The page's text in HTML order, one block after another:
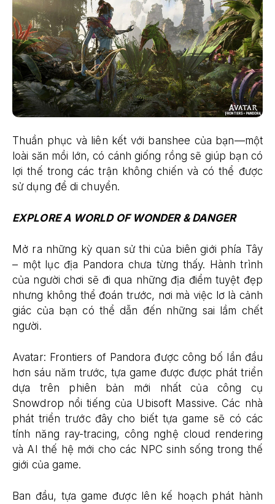
Thuần phục và liên kết với banshee của bạn—một
loài săn mồi lớn, có cánh giống rồng sẽ giúp bạn có
lợi thế trong các trận không chiến và có thể được
sử dụng để di chuyển.
EXPLORE A WORLD OF WONDER & DANGER
Mở ra những kỳ quan sử thi của biên giới phía Tây
– một lục địa Pandora chưa từng thấy. Hành trình
của người chơi sẽ đi qua những địa điểm tuyệt đẹp
nhưng không thể đoán trước, nơi mà việc lơ là cảnh
giác của bạn có thể dẫn đến những sai lầm chết
người.
Avatar: Frontiers of Pandora được công bố lần đầu
hơn sáu năm trước, tựa game được được phát triển
dựa trên phiên bản mới nhất của công cụ
Snowdrop nổi tiếng của Ubisoft Massive. Các nhà
phát triển trước đây cho biết tựa game sẽ có các
tính năng ray-tracing, công nghệ cloud rendering
và AI thế hệ mới cho các NPC sinh sống trong thế
giới của game.
Ban đầu, tựa game được lên kế hoạch phát hành